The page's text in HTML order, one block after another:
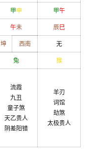
甲申 甲午
午未 辰巳
坤 西南 无
兔 猴
流霞
九丑
童子煞
天乙贵人
阴差阳错
羊刃
词馆
劫煞
太极贵人